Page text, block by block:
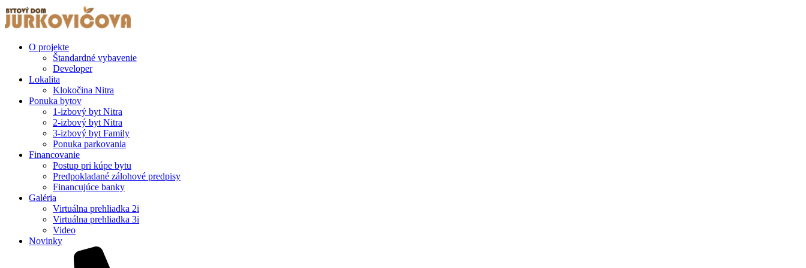
O projekte
Štandardné vybavenie
Developer
Lokalita
Klokočina Nitra
Ponuka bytov
1-izbový byt Nitra
2-izbový byt Nitra
3-izbový byt Family
Ponuka parkovania
Financovanie
Postup pri kúpe bytu
Predpokladané zálohové predpisy
Financujúce banky
Galéria
Virtuálna prehliadka 2i
Virtuálna prehliadka 3i
Video
Novinky